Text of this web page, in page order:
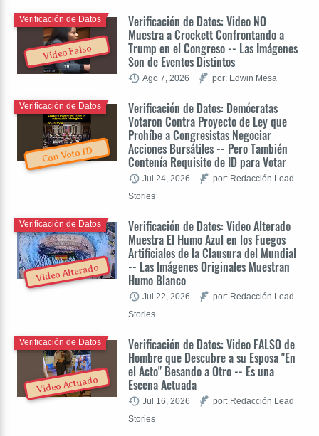
Video Falso
Verificación de Datos: Video NO
Muestra a Crockett Confrontando a
Trump en el Congreso -- Las Imágenes
Son de Eventos Distintos
Verificación de Datos
Ago 7, 2026 por: Edwin Mesa
Con Voto ID
Verificación de Datos: Demócratas
Votaron Contra Proyecto de Ley que
Prohíbe a Congresistas Negociar
Acciones Bursátiles -- Pero También
Contenía Requisito de ID para Votar
Verificación de Datos
Jul 24, 2026
por: Redacción Lead
Stories
Video Alterado
Verificación de Datos: Video Alterado
Muestra El Humo Azul en los Fuegos
Artificiales de la Clausura del Mundial
-- Las Imágenes Originales Muestran
Humo Blanco
Verificación de Datos
Jul 22, 2026
por: Redacción Lead
Stories
Video Actuado
Verificación de Datos: Video FALSO de
Hombre que Descubre a su Esposa "En
el Acto" Besando a Otro -- Es una
Escena Actuada
Verificación de Datos
Jul 16, 2026
por: Redacción Lead
Stories